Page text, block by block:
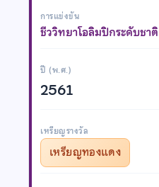
การแข่งขัน
ชีววิทยาโอลิมปิกระดับชา
ปี (พ.ศ.)
2561
เหรียญรางวัล
เหรียญทองแดง